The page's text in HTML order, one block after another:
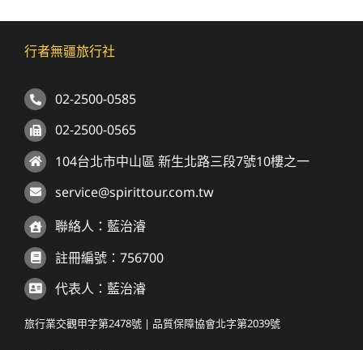
行者無疆旅行社
02-2500-0585
02-2500-0565
104台北市中山區 新生北路三段7號10樓之一
service@spirittour.com.tw
聯絡人：藍治濬
註冊編號：756700
代表人：藍治濬
旅行業交觀甲字第2478號 | 品質保障協會北字第2039號